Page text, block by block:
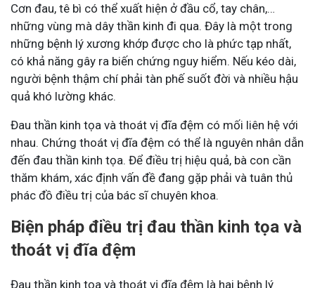
Cơn đau, tê bì có thể xuất hiện ở đầu cổ, tay chân,…
những vùng mà dây thần kinh đi qua. Đây là một trong
những bệnh lý xương khớp được cho là phức tạp nhất,
có khả năng gây ra biến chứng nguy hiểm. Nếu kéo dài,
người bệnh thậm chí phải tàn phế suốt đời và nhiều hậu
quả khó lường khác.
Đau thần kinh tọa và thoát vị đĩa đệm có mối liên hệ với
nhau. Chứng thoát vị đĩa đệm có thể là nguyên nhân dẫn
đến đau thần kinh tọa. Để điều trị hiệu quả, bà con cần
thăm khám, xác định vấn đề đang gặp phải và tuân thủ
phác đồ điều trị của bác sĩ chuyên khoa.
Biện pháp điều trị đau thần kinh tọa và
thoát vị đĩa đệm
Đau thần kinh tọa và thoát vị đĩa đệm là hai bệnh lý